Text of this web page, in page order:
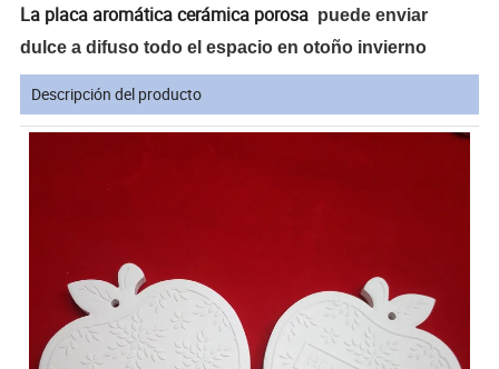
La placa aromática cerámica porosa puede enviar
dulce a difuso todo el espacio en otoño invierno
Descripción del producto